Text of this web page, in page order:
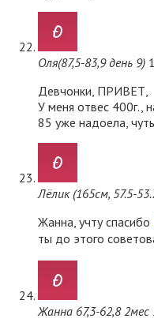
Оля(87,5-83,9 день 9)
Девчонки, ПРИВЕТ,
У меня отвес 400г.,
85 уже надоела,
Лёлик (165см, 57.5-
Жанна, учту спасибо
ты до этого
Жанна 67,3-62,8 2мес